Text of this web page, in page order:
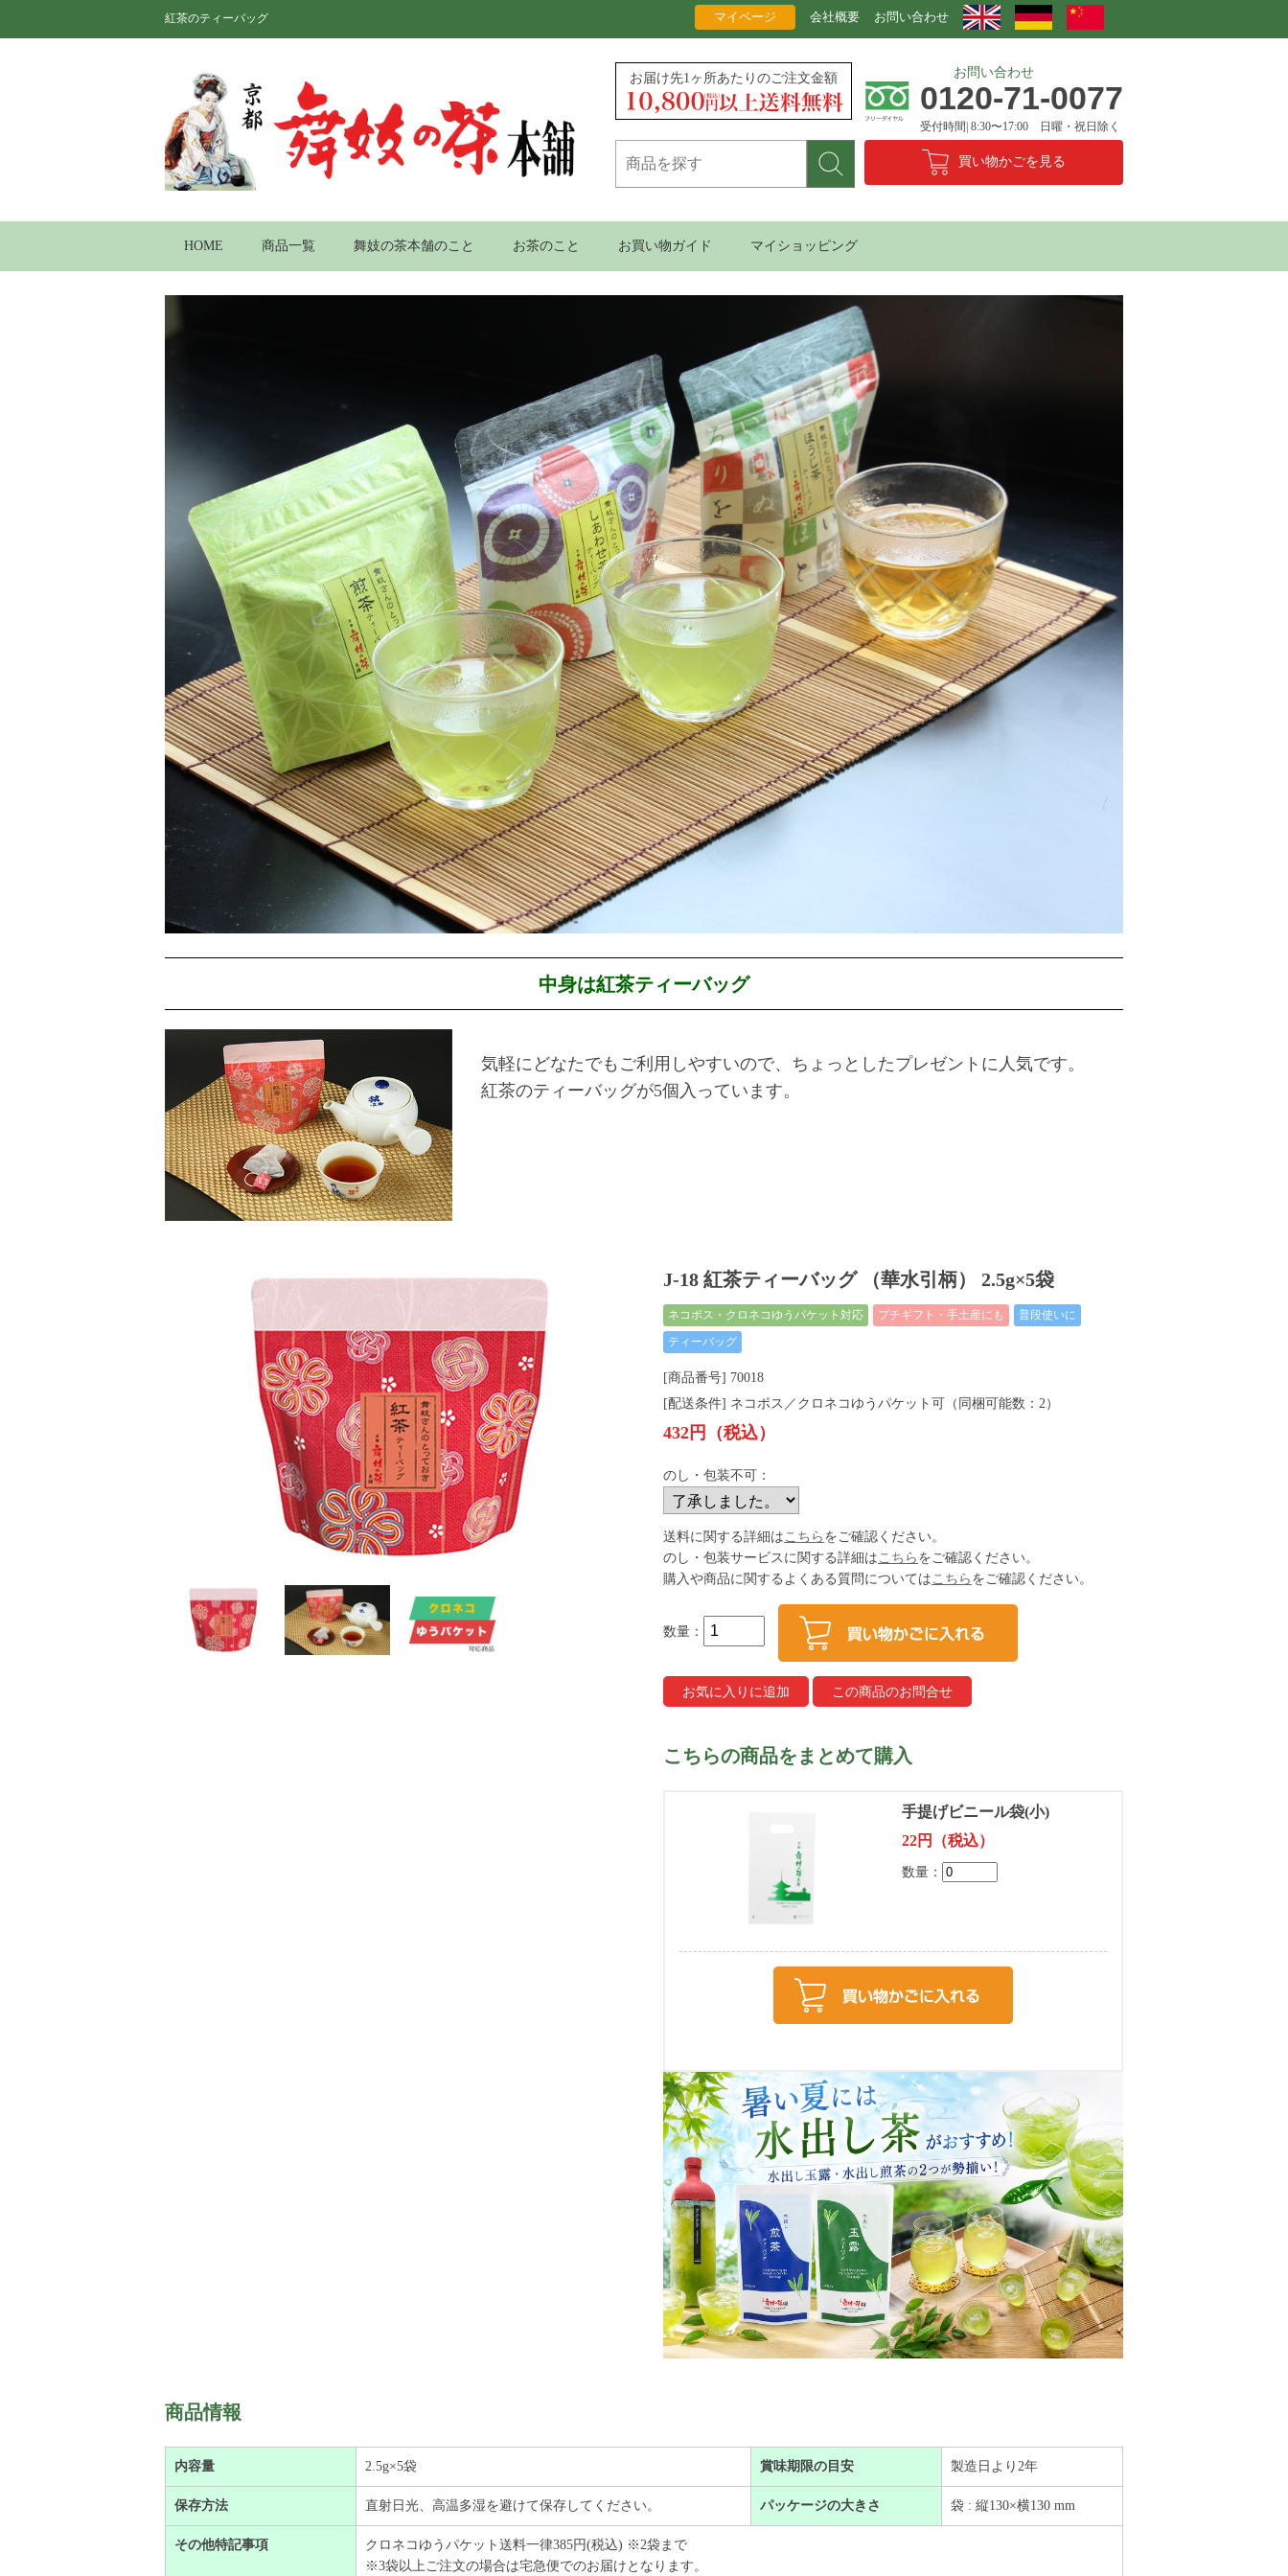
紅茶のティーバッグ マイページ 会社概要 お問い合わせ
お届け先1ヶ所あたりのご注文金額 お問い合わせ
0120-71-0077
受付時間| 8:30〜17:00 日曜・祝日除く
買い物かごを見る
HOME 商品一覧 舞妓の茶本舗のこと お茶のこと お買い物ガイド マイショッピング
中身は紅茶ティーバッグ
気軽にどなたでもご利用しやすいので、ちょっとしたプレゼントに人気です。
紅茶のティーバッグが5個入っています。
J-18 紅茶ティーバッグ （華水引柄） 2.5g×5袋
ネコポス・クロネコゆうパケット対応 プチギフト・手土産にも
普段使いに
ティーバッグ
[商品番号] 70018
[配送条件] ネコポス／クロネコゆうパケット可（同梱可能数：2）
432円（税込）
のし・包装不可：
送料に関する詳細は こちら をご確認ください。
のし・包装サービスに関する詳細は こちら をご確認ください。
購入や商品に関するよくある質問については こちら をご確認ください。
数量：
こちらの商品をまとめて購入
手提げビニール袋(小)
22円（税込）
数量：
商品情報
内容量 2.5g×5袋 賞味期限の目安 製造日より2年
保存方法 直射日光、高温多湿を避けて保存してください。 パッケージの大きさ 袋 : 縦130×横130 mm
その他特記事項
クロネコゆうパケット送料一律385円(税込) ※2袋まで
​※3袋以上ご注文の場合は宅急便でのお届けとなります。